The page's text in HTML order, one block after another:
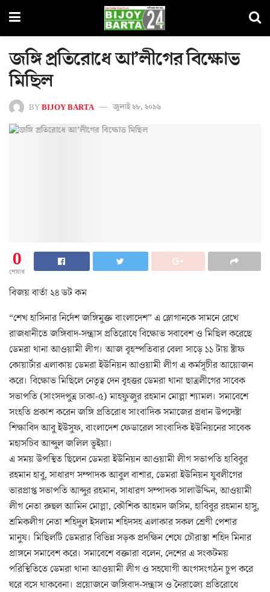
জঙ্গি প্রতিরোধে আ’লীগের বিক্ষোভ
মিছিল
BYBIJOY BARTA জুলাই ২৮, ২০১৬
0
শেয়ার
বিজয় বার্তা ২৪ ডট কম
“শেখ হাসিনার নির্দেশ জঙ্গিমুক্ত বাংলাদেশ” এ স্লোগানকে সামনে রেখে
রাজধানীতে জঙ্গিবাদ-সন্ত্রাস প্রতিরোধে বিক্ষোভ সবাবেশ ও মিছিল করেছে
ডেমরা থানা আওয়ামী লীগ। আজ বৃহস্পতিবার বেলা সাড়ে ১১ টায় ষ্টাফ
কোয়ার্টার এলাকায় ডেমরা ইউনিয়ন আওয়ামী লীগ এ কর্মসূচীর আয়োজন
করে। বিক্ষোভ মিছিলে নেতৃত্ব দেন বৃহত্তর ডেমরা থানা ছাত্রলীগের সাবেক
সভাপতি (সাংসদপুত্র ঢাকা-৫) মাহফুজুর রহমান মোল্লা শ্যামল। সমাবেশে
সংহতি প্রকাশ করেন জঙ্গি প্রতিরোধ সাংবাদিক সমাজের প্রধান উপদেষ্টা
শিক্ষাবিদ আবু ইউসুফ, বাংলাদেশ ফেডারেল সাংবাদিক ইউনিয়নের সাবেক
মহাসচিব আব্দুল জলিল ভূইয়া।
এ সময় উপস্থিত ছিলেন ডেমরা ইউনিয়ন আওয়ামী লীগ সভাপতি হাবিবুর
রহমান হাবু, সাধারণ সম্পাদক আবুল বাশার, ডেমরা ইউনিয়ন যুবলীগের
ভারপ্রাপ্ত সভাপতি আব্দুর রহমান, সাধারণ সম্পাদক সালাউদ্দিন, আওয়ামী
লীগ নেতা রুহুল আমিন মোল্লা, কৌশিক আহমদ জসিম, হাবিবুর রহমান হাসু,
শ্রমিকলীগ নেতা শহিদুল ইসলাম শহিদসহ এলাকার সকল শ্রেণী পেশার
মানুষ। মিছিলটি ডেমরার বিভিন্ন সড়ক প্রদক্ষিন শেষে চৌরাস্তা শহিদ মিনার
প্রাঙ্গনে সমাবেশ করে। সমাবেশে বক্তারা বলেন, দেশের এ সংকটময়
পরিস্থিতিতে ডেমরা থানা আওয়ামী লীগ ও সহযোগী অংগসংগঠন চুপ করে
ঘরে বসে থাকবেনা। প্রয়োজনে জঙ্গিবাদ-সন্ত্রাস ও নৈরাজ্যে প্রতিরোধে